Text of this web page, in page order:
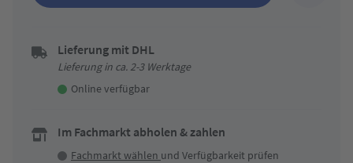
Lieferung mit DHL
Lieferung in ca. 2-3 Werktage
Online verfügbar
Im Fachmarkt abholen & zahlen
Fachmarkt wählen und Verfügbarkeit prüfen